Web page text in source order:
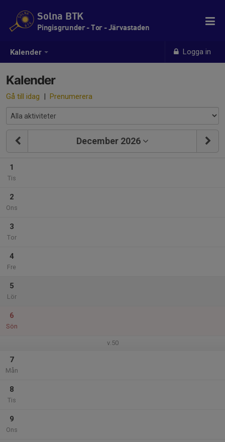
Kalender Logga in
Solna BTK
Pingisgrunder - Tor - Järvastaden
Kalender
Gå till idag | Prenumerera
December 2026
1
Tis
2
Ons
3
Tor
4
Fre
5
Lör
6
Sön
v.50
7
Mån
8
Tis
9
Ons